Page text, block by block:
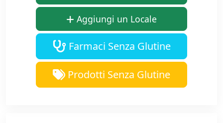
Aggiungi un Locale
Farmaci Senza Glutine
Prodotti Senza Glutine